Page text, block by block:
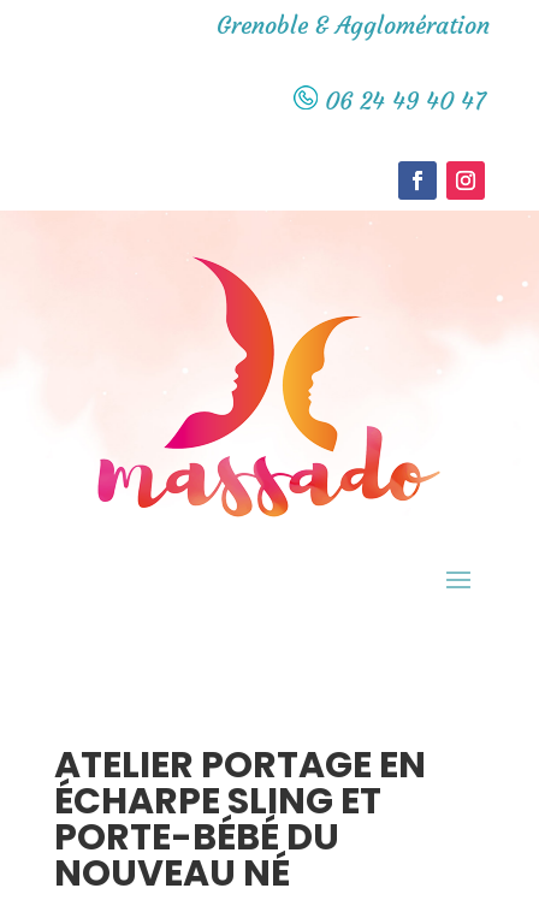
Grenoble & Agglomération
06 24 49 40 47
ATELIER PORTAGE EN
ÉCHARPE SLING ET
PORTE-BÉBÉ DU
NOUVEAU NÉ